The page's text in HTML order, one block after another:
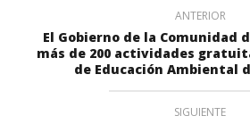
ANTERIOR
El Gobierno de la Comunidad
más de 200 actividades
de Educación Ambiental
SIGUIENTE